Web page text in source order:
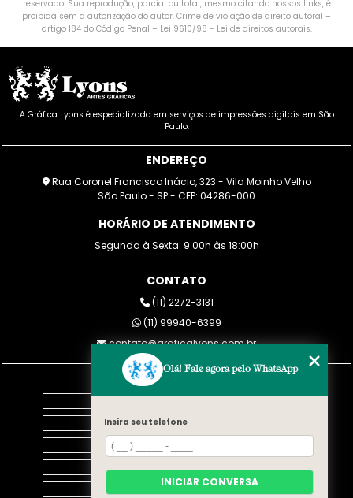
reservado. Sua reprodução, parcial ou total, mesmo citando nossos links, é
proibida sem a autorização do autor. Crime de violação de direito autoral –
artigo 184 do Código Penal – Lei 9610/98 - Lei de direitos autorais.
A Gráfica Lyons é especializada em serviços de impressões digitais em São
Paulo.
ENDEREÇO
Rua Coronel Francisco Inácio, 323 - Vila Moinho Velho
São Paulo - SP - CEP: 04286-000
HORÁRIO DE ATENDIMENTO
Segunda à Sexta: 9:00h às 18:00h
CONTATO
(11) 2272-3131
(11) 99940-6399
contato@graficalyons.com.br
MENU
Empresa
SERVIÇOS
Contato
Olá! Fale agora pelo WhatsApp
Insira seu telefone
INICIAR CONVERSA